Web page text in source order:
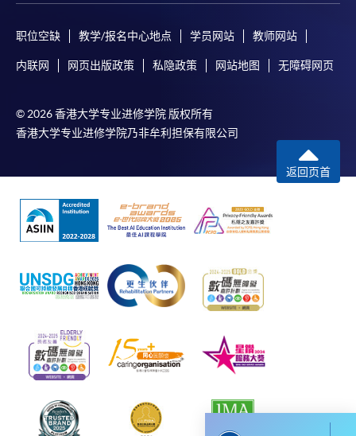
而取消）之外，一切已缴费用概不退还。如获学院批
准退还款项，以现金、易办事、微信支付、支付宝、
以支票退款；以信用卡缴交之款项，退款将直接退还
除本学院网页所列明的学费外，个别课程或有其他额
外收费，详情请联络有关学科职员。
学费及学额不得转让他人。一经取录，学员不得转读
其他课程，惟学院对特殊情况，可酌情处理。转读申
请一经批准，学员须缴付港币120元手续费。
学院对邮递失误而遗失的支票或本票、付款收据或个
人资料，概不负责。
若学员有意申请付款证明书，请把填妥之申请表、贴
上足够邮资的回邮信封、连同划线支票交回本学院。
每张收据申请费用为港币30 元。支票抬头注明「香
港大学专业进修学院」。
职位空缺 教学/报名中心地点 学员网站 教师网站
内联网 网页出版政策 私隐政策 网站地图 无障碍网页
© 2026 香港大学专业进修学院 版权所有
香港大学专业进修学院乃非牟利担保有限公司
返回页首